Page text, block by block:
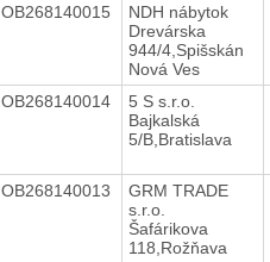
OB268140015
NDH nábytok
Drevárska
944/4,Spišskán
Nová Ves
OB268140014
5 S s.r.o.
Bajkalská
5/B,Bratislava
OB268140013
GRM TRADE
s.r.o.
Šafárikova
118,Rožňava